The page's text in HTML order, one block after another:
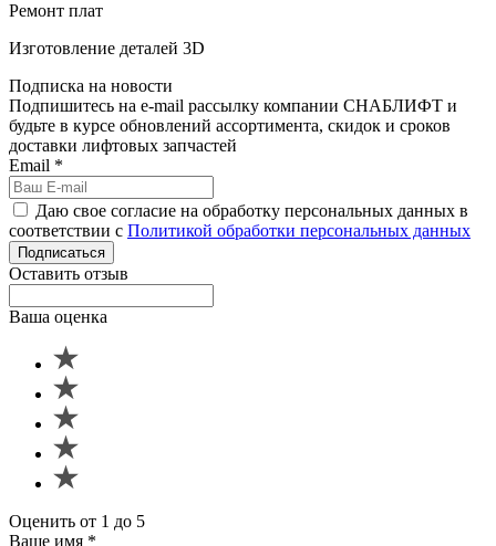
Ремонт плат
Изготовление деталей 3D
Подписка на новости
Подпишитесь на e-mail рассылку компании СНАБЛИФТ и
будьте в курсе обновлений ассортимента, скидок и сроков
доставки лифтовых запчастей
Email *
Даю свое согласие на обработку персональных данных в
соответствии с Политикой обработки персональных данных
Подписаться
Оставить отзыв
Ваша оценка
Оценить от 1 до 5
Ваше имя *